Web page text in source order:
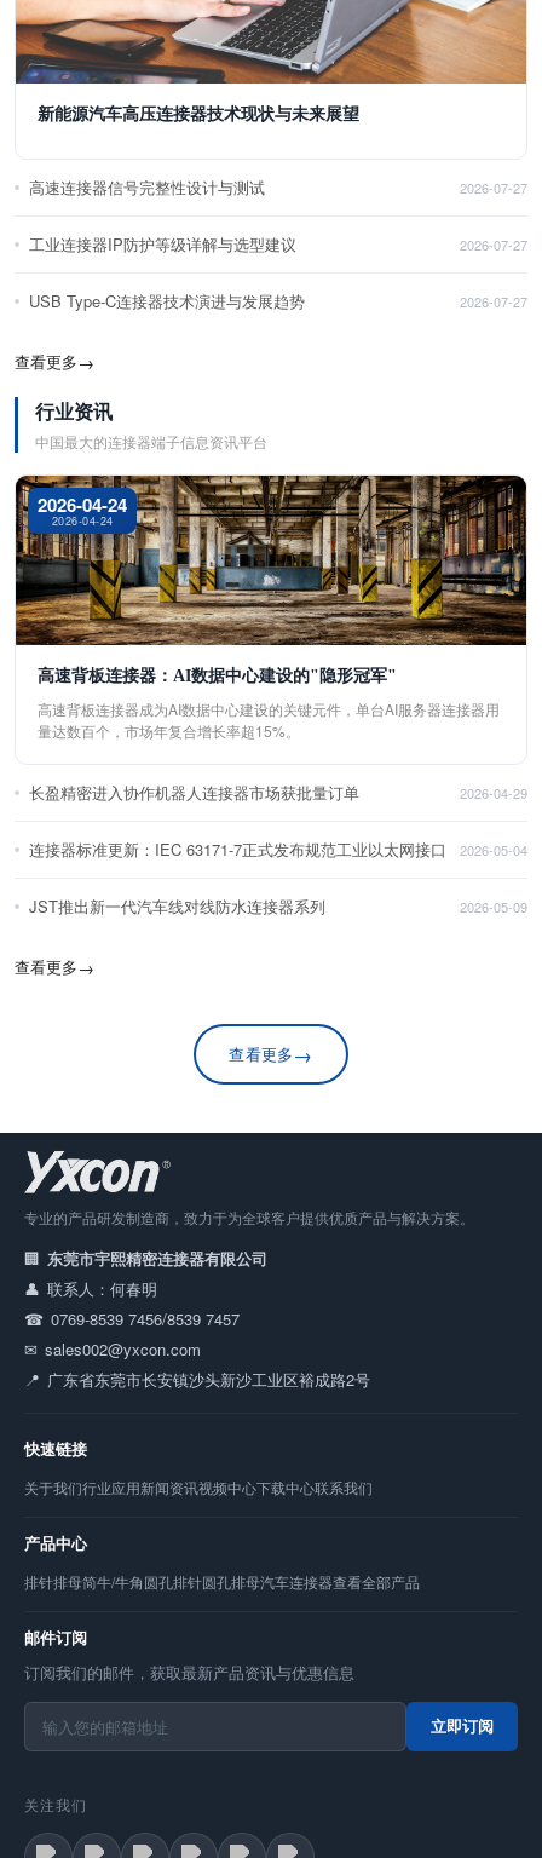
新能源汽车高压连接器技术现状与未来展望
高速连接器信号完整性设计与测试 2026-07-27
工业连接器IP防护等级详解与选型建议 2026-07-27
USB Type-C连接器技术演进与发展趋势 2026-07-27
查看更多→
行业资讯
中国最大的连接器端子信息资讯平台
2026-04-24
2026-04-24
高速背板连接器：AI数据中心建设的"隐形冠军"
高速背板连接器成为AI数据中心建设的关键元件，单台AI服务器连接器用
量达数百个，市场年复合增长率超15%。
长盈精密进入协作机器人连接器市场获批量订单 2026-04-29
连接器标准更新：IEC 63171-7正式发布规范工业以太网接口 2026-05-04
JST推出新一代汽车线对线防水连接器系列 2026-05-09
查看更多→
查看更多→
专业的产品研发制造商，致力于为全球客户提供优质产品与解决方案。
东莞市宇熙精密连接器有限公司
联系人：何春明
0769-8539 7456/8539 7457
sales002@yxcon.com
广东省东莞市长安镇沙头新沙工业区裕成路2号
快速链接
关于我们行业应用新闻资讯视频中心下载中心联系我们
产品中心
排针排母简牛/牛角圆孔排针圆孔排母汽车连接器查看全部产品
邮件订阅
订阅我们的邮件，获取最新产品资讯与优惠信息
立即订阅
关注我们